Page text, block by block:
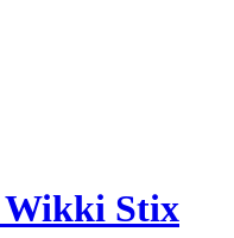
Wikki Stix